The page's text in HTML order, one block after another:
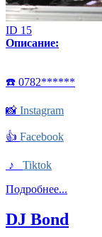
ID 15
Описание:
☎️ 0782******
📸 Instagram
👍 Facebook
♪ Tiktok
Подробнее...
DJ Bond